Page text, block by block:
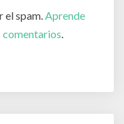
el spam.Aprende
comentarios.